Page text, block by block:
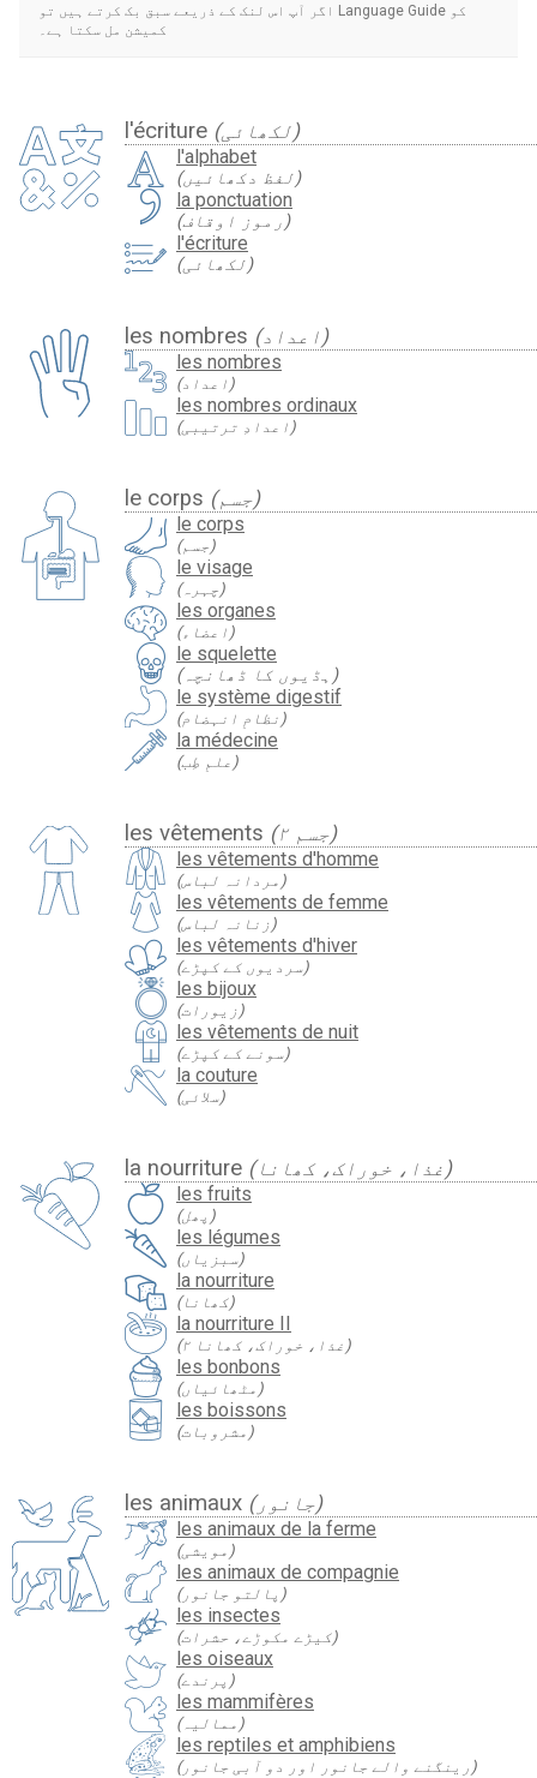
l'écriture (لکھائی)
l'alphabet
(لفظ دکھائیں)
la ponctuation
(رموز اوقاف)
l'écriture
(لکھائی)
les nombres (اعداد)
les nombres
(اعداد)
les nombres ordinaux
(اعدادِ ترتیبی)
le corps (جسم)
le corps
(جسم)
le visage
(چہرہ)
les organes
(اعضاء)
le squelette
(ہڈیوں کا ڈھانچہ)
le système digestif
(نظامِ انہضام)
la médecine
(علمِ طِب)
les vêtements (جسم ۲)
les vêtements d'homme
(مردانہ لباس)
les vêtements de femme
(زنانہ لباس)
les vêtements d'hiver
(سردیوں کے کپڑے)
les bijoux
(زیورات)
les vêtements de nuit
(سونے کے کپڑے)
la couture
(سلائی)
la nourriture (غذا، خوراک، کھانا)
les fruits
(پھل)
les légumes
(سبزیاں)
la nourriture
(کھانا)
la nourriture II
(غذا، خوراک، کھانا ۲)
les bonbons
(مٹھائیاں)
les boissons
(مشروبات)
les animaux (جانور)
les animaux de la ferme
(مویشی)
les animaux de compagnie
(پالتو جانور)
les insectes
(کیڑے مکوڑے، حشرات)
les oiseaux
(پرندے)
les mammifères
(ممالیہ)
les reptiles et amphibiens
(رینگنے والے جانور اور دو آبی جانور)
اگر آپ اس لنک کے ذریعے سبق بک کرتے ہیں تو Language Guide کو
کمیشن مل سکتا ہے۔